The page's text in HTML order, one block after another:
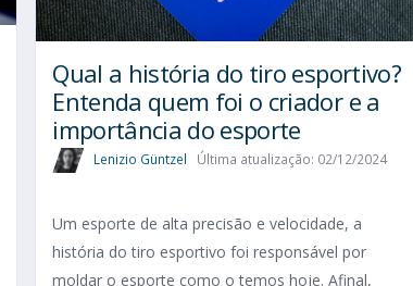
Qual a história do tiro esportivo?
Entenda quem foi o criador e a
importância do esporte
Lenizio Güntzel Última atualização: 02/12/2024
Um esporte de alta precisão e velocidade, a
história do tiro esportivo foi responsável por
moldar o esporte como o temos hoje. Afinal,